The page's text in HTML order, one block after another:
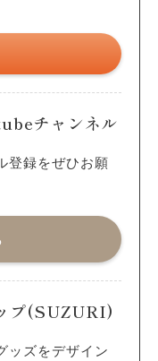
チャンネル
登録をぜひお願
プ(SUZURI)
ッズをデザイン